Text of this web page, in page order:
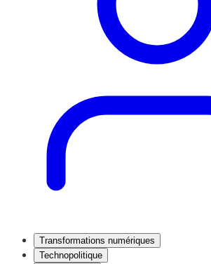
Transformations numériques
Technopolitique